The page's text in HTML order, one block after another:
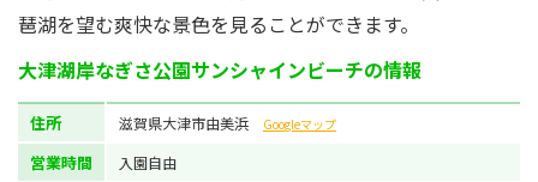
琶湖を望む爽快な景色を見ることができます。
大津湖岸なぎさ公園サンシャインビーチの情報
住所 滋賀県大津市由美浜 Googleマップ
営業時間 入園自由